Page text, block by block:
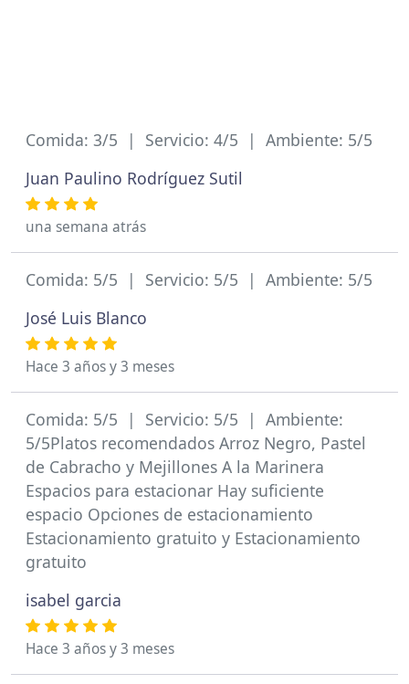
Comida: 3/5 | Servicio: 4/5 | Ambiente: 5/5
Juan Paulino Rodríguez Sutil
una semana atrás
Comida: 5/5 | Servicio: 5/5 | Ambiente: 5/5
José Luis Blanco
Hace 3 años y 3 meses
Comida: 5/5 | Servicio: 5/5 | Ambiente:
5/5Platos recomendados Arroz Negro, Pastel
de Cabracho y Mejillones A la Marinera
Espacios para estacionar Hay suficiente
espacio Opciones de estacionamiento
Estacionamiento gratuito y Estacionamiento
gratuito
isabel garcia
Hace 3 años y 3 meses